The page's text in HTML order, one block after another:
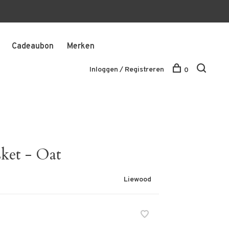
Cadeaubon Merken
Inloggen / Registreren 0
- Oat
Liewood